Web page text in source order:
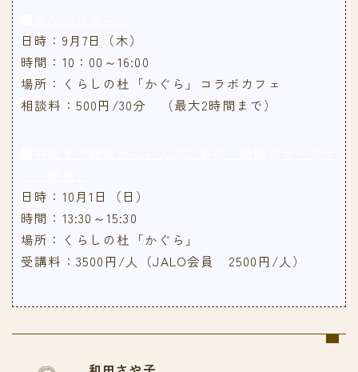
日時：9月7日（木）
時間：10：00～16:00
場所：くらしの杜「かぐら」コラボカフェ
相談料：500円/30分 （最大2時間まで）
日時：10月1日（日）
時間：13:30～15:30
場所：くらしの杜「かぐら」
受講料：3500円/人（JALO会員 2500円/人）